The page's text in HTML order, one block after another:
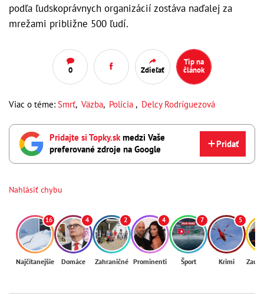
podľa ľudskoprávnych organizácií zostáva naďalej za
mrežami približne 500 ľudí.
0 Zdieľať
Tip na
článok
Viac o téme: Smrť, Väzba, Polícia , Delcy Rodríguezová
Pridajte si Topky.skmedzi Vaše
preferované zdroje na Google
Pridať
Nahlásiť chybu
16
Najčítanejšie
4
Domáce
2
Zahraničné
4
Prominenti
7
Šport
5
Krimi